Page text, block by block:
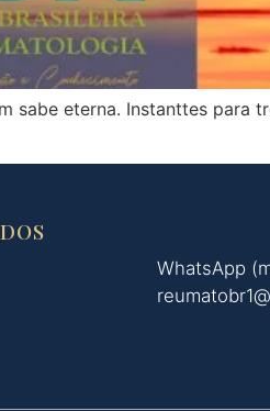
sabe eterna. Instanttes para
WhatsApp